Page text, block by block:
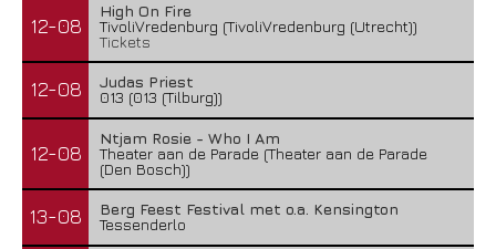
12-08
High On Fire
TivoliVredenburg (TivoliVredenburg (Utrecht))
Tickets
12-08
Judas Priest
013 (013 (Tilburg))
12-08
Ntjam Rosie - Who I Am
Theater aan de Parade (Theater aan de Parade
(Den Bosch))
13-08
Berg Feest Festival met o.a. Kensington
Tessenderlo